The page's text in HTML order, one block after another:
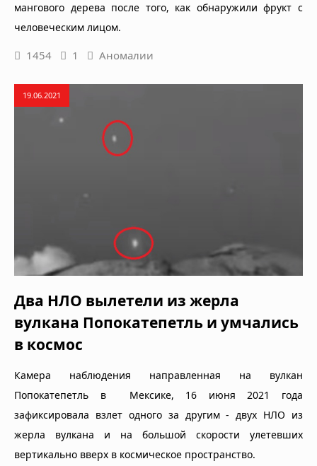
мангового дерева после того, как обнаружили фрукт с
человеческим лицом.
1454 1 Аномалии
19.06.2021
Два НЛО вылетели из жерла
вулкана Попокатепетль и умчались
в космос
Камера наблюдения направленная на вулкан
Попокатепетль в Мексике, 16 июня 2021 года
зафиксировала взлет одного за другим - двух НЛО из
жерла вулкана и на большой скорости улетевших
вертикально вверх в космическое пространство.